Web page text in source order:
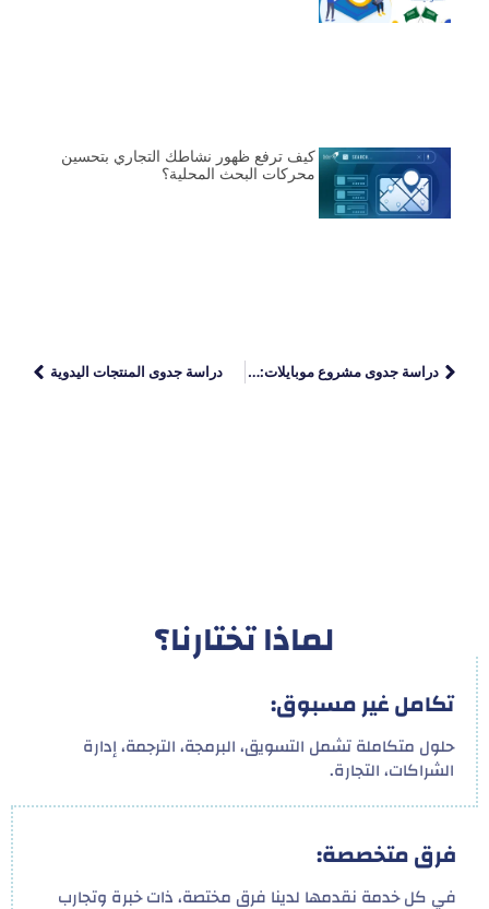
كيف ترفع ظهور نشاطك التجاري بتحسين
محركات البحث المحلية؟
دراسة جدوى مشروع موبايلات: دليلك لبدء استثمار ناجح دراسة جدوى المنتجات اليدوية
لماذا تختارنا؟
تكامل غير مسبوق:
حلول متكاملة تشمل التسويق، البرمجة، الترجمة، إدارة
الشراكات، التجارة.
فرق متخصصة:
في كل خدمة نقدمها لدينا فرق مختصة، ذات خبرة وتجارب